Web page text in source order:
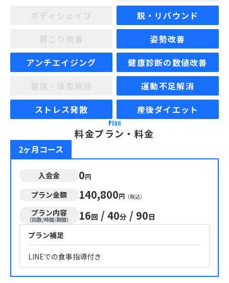
脱・リバウンド
姿勢改善
アンチエイジング
健康診断の数値改善
運動不足解消
ストレス発散
産後ダイエット
Plan
料金プラン・料金
2ヶ月コース
入会金 0円
プラン金額 140,800円 （税込）
プラン内容
（回数/時間/期間） 16回 / 40分 / 90日
プラン補足
LINEでの食事指導付き